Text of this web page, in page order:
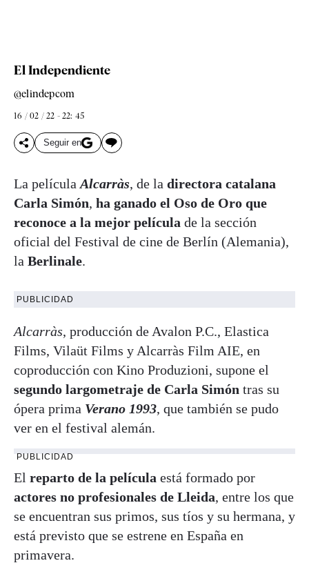
El Independiente
@elindepcom
16 / 02 / 22 - 22: 45
Seguir en
La película Alcarràs, de la directora catalana
Carla Simón, ha ganado el Oso de Oro que
reconoce a la mejor película de la sección
oficial del Festival de cine de Berlín (Alemania),
la Berlinale.
PUBLICIDAD
Alcarràs, producción de Avalon P.C., Elastica
Films, Vilaüt Films y Alcarràs Film AIE, en
coproducción con Kino Produzioni, supone el
segundo largometraje de Carla Simón tras su
ópera prima Verano 1993, que también se pudo
ver en el festival alemán.
PUBLICIDAD
El reparto de la película está formado por
actores no profesionales de Lleida, entre los que
se encuentran sus primos, sus tíos y su hermana, y
está previsto que se estrene en España en
primavera.